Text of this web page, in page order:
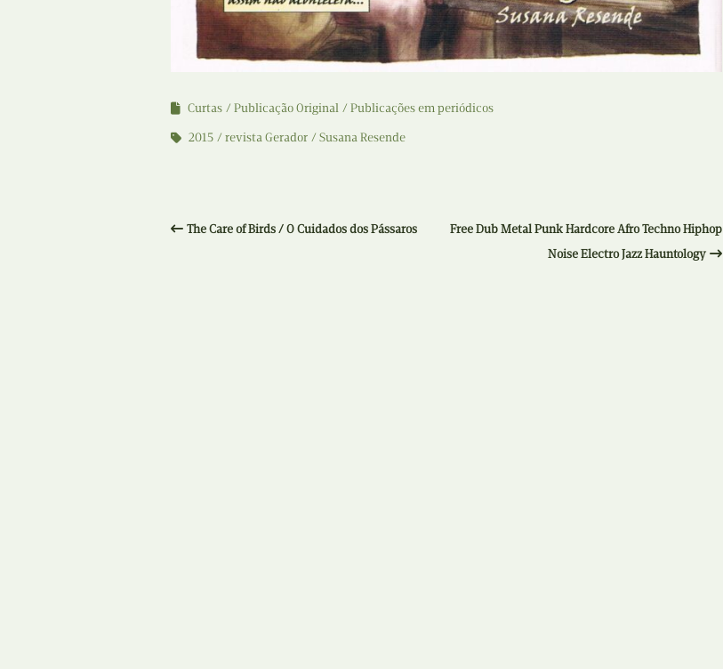
Programas e Catálogos
Tertúlias
Curtas Publicação Original
Publicações em periódicos
2015
revista Gerador Susana Resende
The Care of Birds / O Cuidados dos Pássaros
Free Dub Metal Punk Hardcore Afro Techno Hiphop
Noise Electro Jazz Hauntology